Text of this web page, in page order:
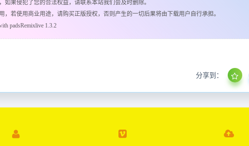
如果侵犯了您的合法权益，请联系本站我们会及时删除。
，若使用商业用途，请购买正版授权，否则产生的一切后果将由下载用户自行承担。
padsRemixlive 1.3.2
分享到：